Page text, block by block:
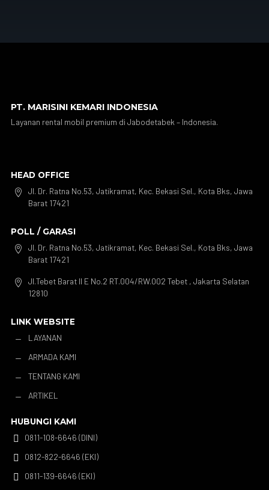
PT. MARISINI KEMARI INDONESIA
Layanan rental mobil premium di Jabodetabek – Indonesia.
HEAD OFFICE

Jl. Dr. Ratna No.53, Jatikramat, Kec. Bekasi Sel., Kota Bks, Jawa
Barat 17421
POLL / GARASI

Jl. Dr. Ratna No.53, Jatikramat, Kec. Bekasi Sel., Kota Bks, Jawa
Barat 17421

Jl.Tebet Barat II E No.2 RT.004/RW.002 Tebet , Jakarta Selatan
12810
LINK WEBSITE
K
LAYANAN
K ARMADA KAMI
K TENTANG KAMI
K ARTIKEL
HUBUNGI KAMI

0811-108-6646 (DINI)

0812-822-6646 (EKI)

0811-139-6646 (EKI)